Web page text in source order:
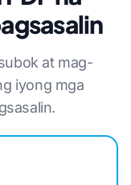
at mag-
iyong mga